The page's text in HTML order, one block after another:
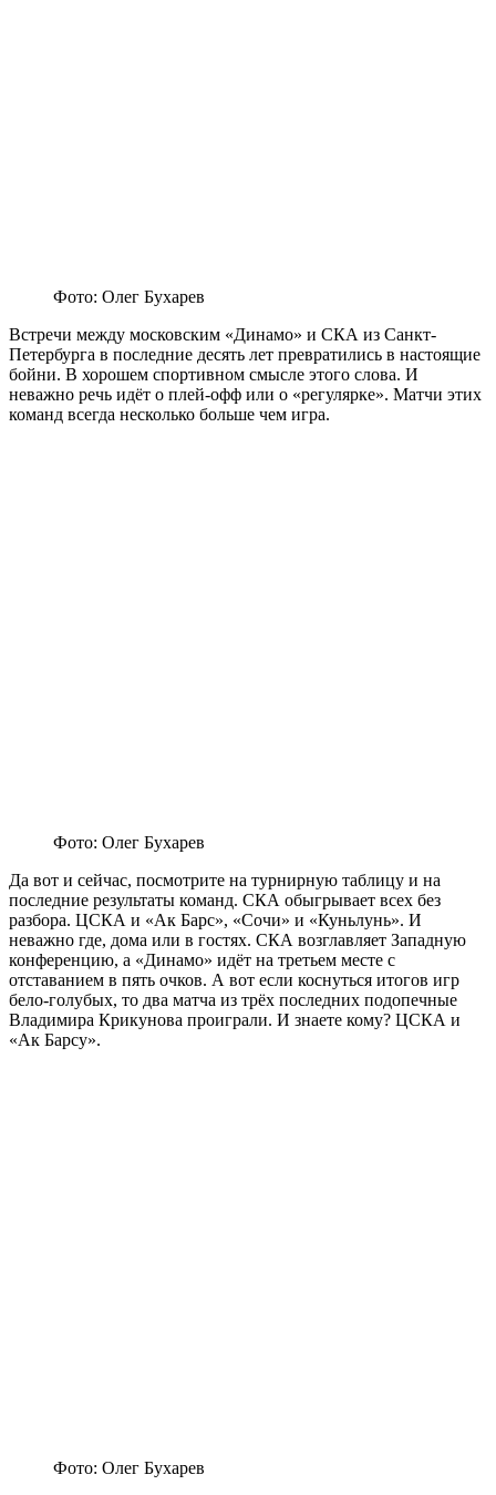
Фото: Олег Бухарев
Встречи между московским «Динамо» и СКА из Санкт-
Петербурга в последние десять лет превратились в настоящие
бойни. В хорошем спортивном смысле этого слова. И
неважно речь идёт о плей-офф или о «регулярке». Матчи этих
команд всегда несколько больше чем игра.
Фото: Олег Бухарев
Да вот и сейчас, посмотрите на турнирную таблицу и на
последние результаты команд. СКА обыгрывает всех без
разбора. ЦСКА и «Ак Барс», «Сочи» и «Куньлунь». И
неважно где, дома или в гостях. СКА возглавляет Западную
конференцию, а «Динамо» идёт на третьем месте с
отставанием в пять очков. А вот если коснуться итогов игр
бело-голубых, то два матча из трёх последних подопечные
Владимира Крикунова проиграли. И знаете кому? ЦСКА и
«Ак Барсу».
Фото: Олег Бухарев